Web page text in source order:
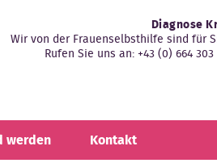
Diagnose
Wir von der Frauenselbsthilfe sind für
Rufen Sie uns an: +43 (0) 664
werden Kontakt